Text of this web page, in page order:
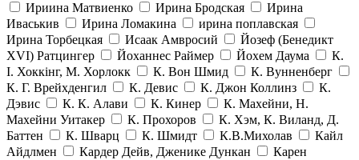
Ириина Матвиенко
Ирина Бродская
Ирина
Иваськив
Ирина Ломакина
ирина поплавская
Ирина Торбецкая
Исаак Амвросий
Йозеф (Бенедикт
ХVI) Ратцингер
Йоханнес Раймер Йохем Даума
К.
І. Хоккінг, М. Хорлокк
К. Вон Шмид
К. Вунненберг
К. Г. Врейхденгил
К. Девис К. Джон Коллинз
К.
Дэвис
К. К. Алави К. Кинер
К. Махейни, Н.
Махейни Уитакер
К. Прохоров
К. Хэм, К. Виланд, Д.
Баттен
К. Шварц К. Шмидт К.В.Михолав
Кайл
Айдлмен
Кардер Дейв, Дженике Дункан
Карен